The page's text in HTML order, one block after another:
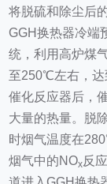
将脱硫和除尘后
GGH换热器冷端
统，利用高炉煤
至250℃左右，达
催化反应器后，
大量的热量。脱
时烟气温度在
烟气中的NOx反